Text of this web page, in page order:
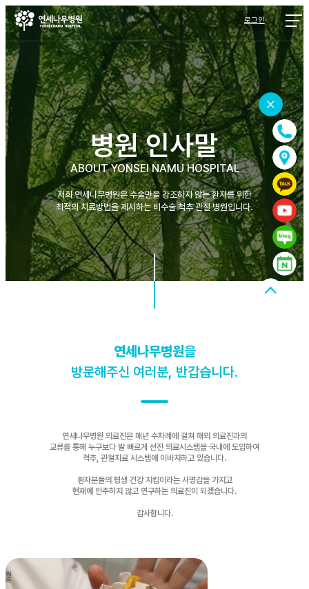
로그인
병원 인사말
ABOUT YONSEI NAMU HOSPITAL
저희 연세나무병원은 수술만을 강조하지 않는 환자를 위한
최적의 치료방법을 제시하는 비수술 척추 관절 병원입니다.
연세나무병원을
방문해주신 여러분, 반갑습니다.
연세나무병원 의료진은 매년 수차례에 걸쳐 해외 의료진과의
교류를 통해 누구보다 발 빠르게 선진 의료시스템을 국내에 도입하여
척추, 관절치료 시스템에 이바지하고 있습니다.
환자분들의 평생 건강 지킴이라는 사명감을 가지고
현재에 안주하지 않고 연구하는 의료진이 되겠습니다.
감사합니다.